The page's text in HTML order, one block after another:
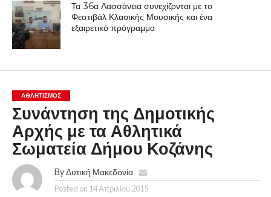
Τα 36α Λασσάνεια συνεχίζονται με το
Φεστιβάλ Κλασικής Μουσικής και ένα
εξαιρετικό πρόγραμμα
ΑΘΛΗΤΙΣΜΌΣ
Συνάντηση της Δημοτικής
Αρχής με τα Αθλητικά
Σωματεία Δήμου Κοζάνης
By Δυτική Μακεδονία
Posted on 14 Απριλίου 2015